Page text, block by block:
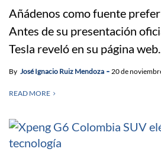
Añádenos como fuente
Antes de su presentación
Tesla reveló en su página web...
By José Ignacio Ruiz Mendoza 20 de
READ MORE